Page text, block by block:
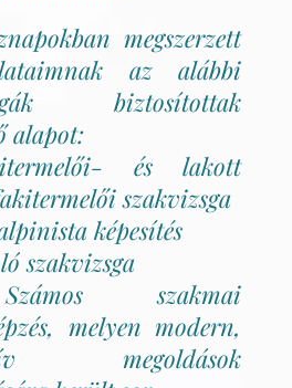
megszerzett
az alábbi
biztosítottak
alapot:
és lakott
szakvizsga
képesítés
szakvizsga
Számos szakmai
melyen modern,
megoldások